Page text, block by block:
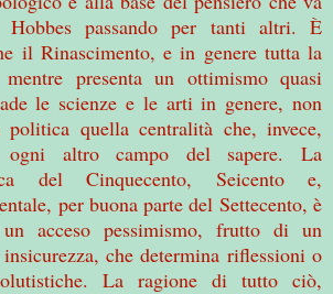
passando per tanti altri. È
il Rinascimento, e in genere tutta la
presenta un ottimismo quasi
le scienze e le arti in genere, non
quella centralità che, invece,
ogni altro campo del sapere. La
del Cinquecento, Seicento e,
per buona parte del Settecento, è
acceso pessimismo, frutto di un
che determina riflessioni o
La ragione di tutto ciò,